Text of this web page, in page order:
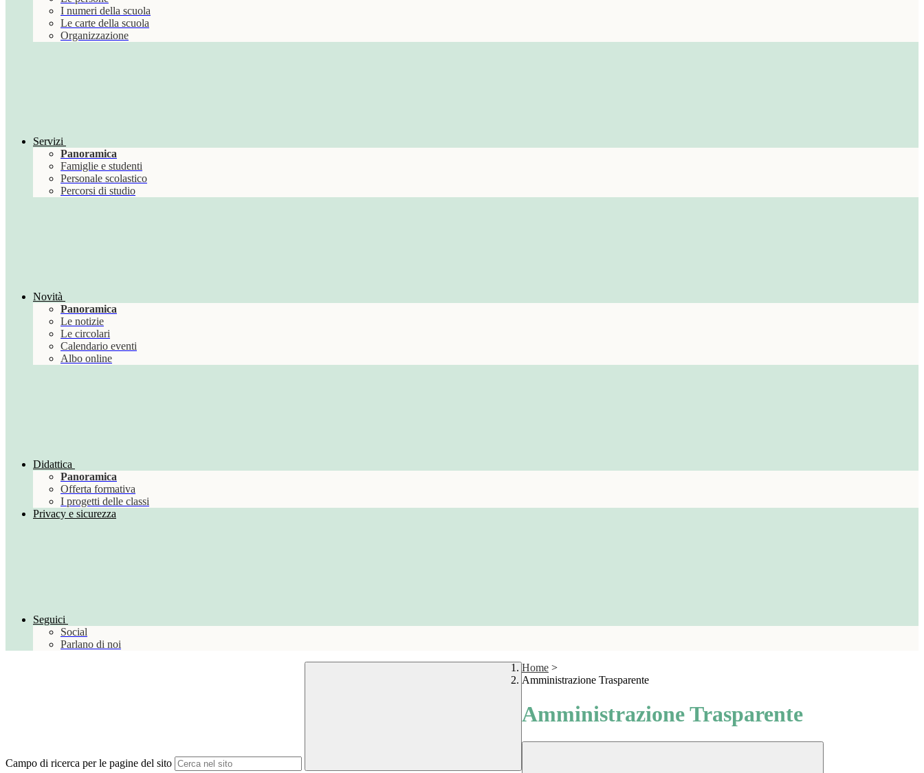
I numeri della scuola
Le carte della scuola
Organizzazione
Servizi
Panoramica
Famiglie e studenti
Personale scolastico
Percorsi di studio
Novità
Panoramica
Le notizie
Le circolari
Calendario eventi
Albo online
Didattica
Panoramica
Offerta formativa
I progetti delle classi
Privacy e sicurezza
Seguici
Social
Parlano di noi
Campo di ricerca per le pagine del sito
Home >
Amministrazione Trasparente
Amministrazione Trasparente